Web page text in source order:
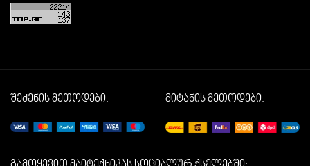
შეძენის მეთოდები: მიტანის მეთოდები: